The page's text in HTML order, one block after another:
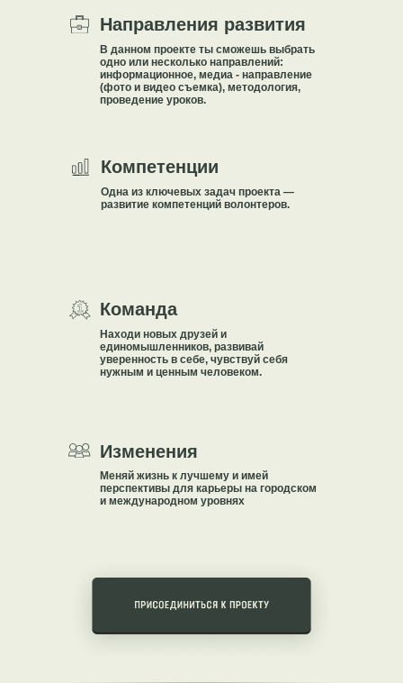
Направления развития
Команда
Компетенции
Изменения
В данном проекте ты сможешь выбрать
одно или несколько направлений:
информационное, медиа - направление
(фото и видео съемка), методология,
проведение уроков.
Находи новых друзей и
единомышленников, развивай
уверенность в себе, чувствуй себя
нужным и ценным человеком.
Одна из ключевых задач проекта —
развитие компетенций волонтеров.
Меняй жизнь к лучшему и имей
перспективы для карьеры на городском
и международном уровнях